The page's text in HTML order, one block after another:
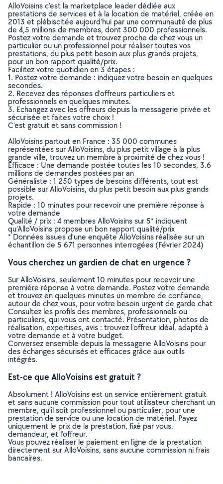
AlloVoisins c’est la marketplace leader dédiée aux
prestations de services et à la location de matériel, créée en
2013 et plébiscitée aujourd’hui par une communauté de plus
de 4,5 millions de membres, dont 300 000 professionnels.
Postez votre demande et trouvez proche de chez vous un
particulier ou un professionnel pour réaliser toutes vos
prestations, du plus petit besoin aux plus grands projets,
pour un bon rapport qualité/prix.
Facilitez votre quotidien en 3 étapes :
1. Postez votre demande : indiquez votre besoin en quelques
secondes.
2. Recevez des réponses d’offreurs particuliers et
professionnels en quelques minutes.
3. Echangez avec les offreurs depuis la messagerie privée et
sécurisée et faites votre choix !
C’est gratuit et sans commission !
AlloVoisins partout en France : 35 000 communes
représentées sur AlloVoisins, du plus petit village à la plus
grande ville, trouvez un membre à proximité de chez vous !
Efficace : Une demande postée toutes les 10 secondes, 3.6
millions de demandes postées par an
Généraliste : 1 250 types de besoins différents, tout est
possible sur AlloVoisins, du plus petit besoin aux plus grands
projets.
Rapide : 10 minutes pour recevoir une première réponse à
votre demande
Qualité / prix : 4 membres AlloVoisins sur 5* indiquent
qu’AlloVoisins propose un bon rapport qualité/prix
* Données issues d’une enquête AlloVoisins réalisée sur un
échantillon de 5 671 personnes interrogées (Février 2024)
Vous cherchez un gardien de chat en urgence ?
Sur AlloVoisins, seulement 10 minutes pour recevoir une
première réponse à votre demande. Postez votre demande
et trouvez en quelques minutes un membre de confiance,
autour de chez vous, pour votre besoin urgent de garde chat
Consultez les profils des membres, professionnels ou
particuliers, qui vous ont contacté. Présentation, photos de
réalisation, expertises, avis : trouvez l'offreur idéal, adapté à
votre demande et à votre budget.
Conversez ensemble depuis la messagerie AlloVoisins pour
des échanges sécurisés et efficaces grâce aux outils
intégrés.
Est-ce que AlloVoisins est gratuit ?
Absolument ! AlloVoisins est un service entièrement gratuit
et sans aucune commission pour tout utilisateur cherchant un
membre, qu’il soit professionnel ou particulier, pour une
prestation de service ou une location de matériel. Payez
uniquement le prix de la prestation, fixé par vous,
demandeur, et l’offreur.
Vous pouvez réaliser le paiement en ligne de la prestation
directement sur AlloVoisins, sans aucune commission ni frais
bancaires.